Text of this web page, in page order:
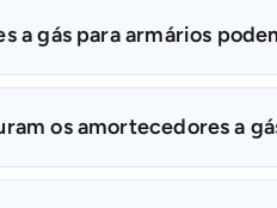
a gás para armários
os amortecedores a